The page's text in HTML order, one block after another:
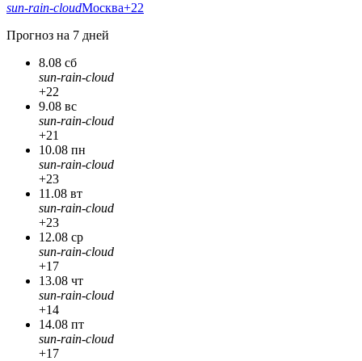
sun-rain-cloudМосква+22
Прогноз на 7 дней
8.08 сб
sun-rain-cloud
+22
9.08 вс
sun-rain-cloud
+21
10.08 пн
sun-rain-cloud
+23
11.08 вт
sun-rain-cloud
+23
12.08 ср
sun-rain-cloud
+17
13.08 чт
sun-rain-cloud
+14
14.08 пт
sun-rain-cloud
+17